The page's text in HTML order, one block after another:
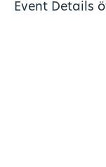
Event Details